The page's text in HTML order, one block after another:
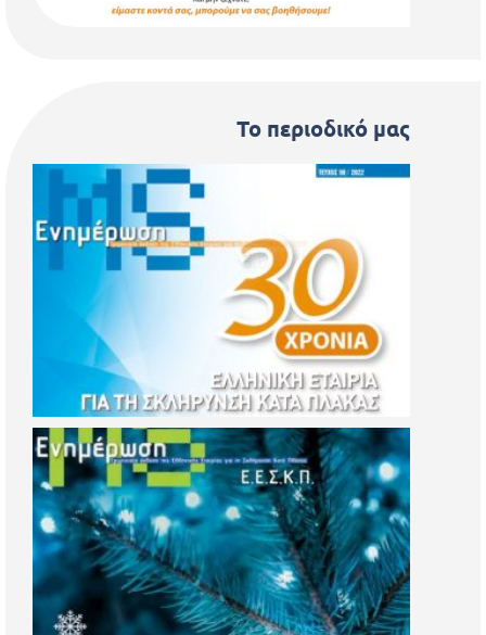
Το περιοδικό μας